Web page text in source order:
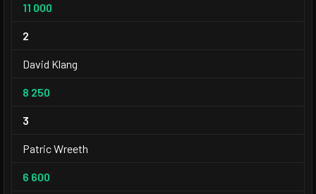
11 000
2
David Klang
8 250
3
Patric Wreeth
6 600